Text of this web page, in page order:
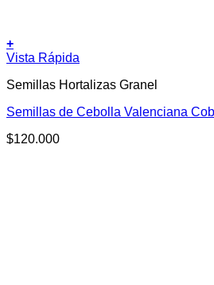
+
Vista Rápida
Semillas Hortalizas Granel
Semillas de Cebolla Valenciana
$120.000